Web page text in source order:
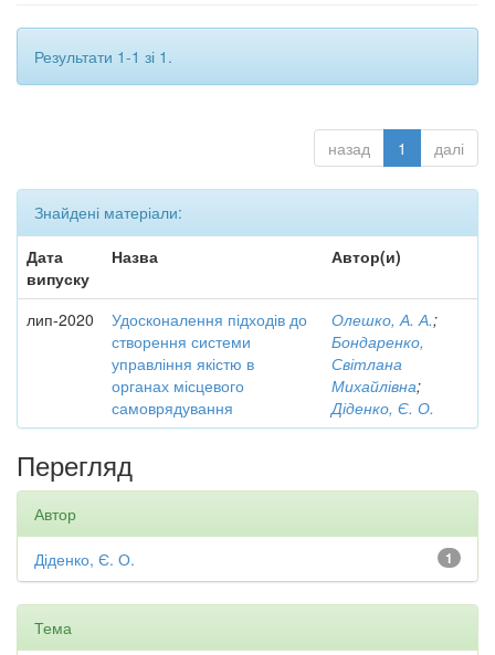
Результати 1-1 зі 1.
назад 1 далі
Знайдені матеріали:
Дата
випуску
Назва Автор(и)
лип-2020
Удосконалення підходів до
створення системи
управління якістю в
органах місцевого
самоврядування
Олешко, А. А.;
Бондаренко,
Світлана
Михайлівна;
Діденко, Є. О.
Перегляд
Автор
1
Діденко, Є. О.
Тема